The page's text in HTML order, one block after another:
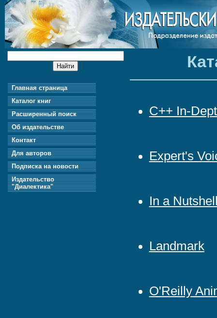
Главная страница
Каталог книг
Расширенный поиск
Об издательстве
Контакт
Для авторов
Подписка на новости
Издательство
"Диалектика"
C++ In-
Expert's
In a
Landmark
O'Reilly